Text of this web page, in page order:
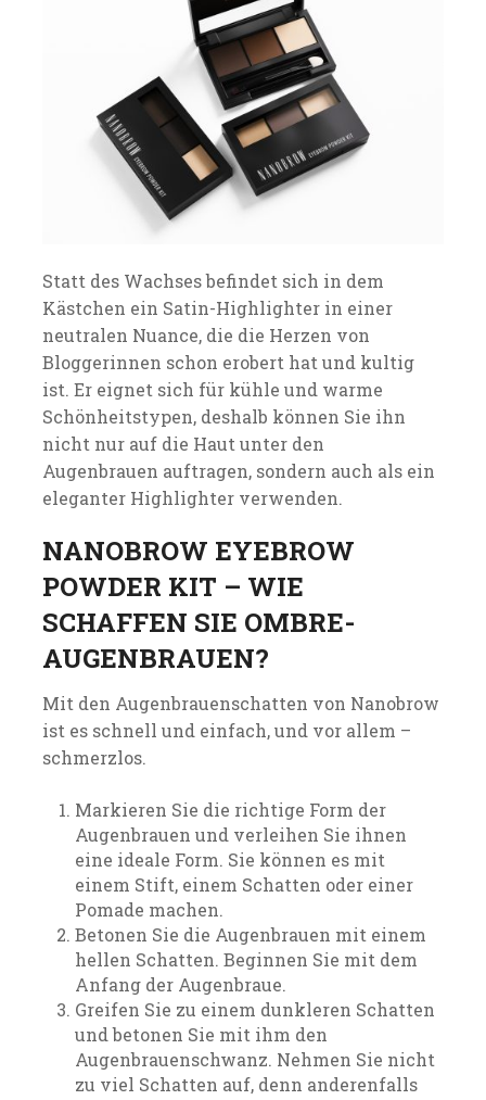
Statt des Wachses befindet sich in dem
Kästchen ein Satin-Highlighter in einer
neutralen Nuance, die die Herzen von
Bloggerinnen schon erobert hat und kultig
ist. Er eignet sich für kühle und warme
Schönheitstypen, deshalb können Sie ihn
nicht nur auf die Haut unter den
Augenbrauen auftragen, sondern auch als ein
eleganter Highlighter verwenden.
NANOBROW EYEBROW
POWDER KIT – WIE
SCHAFFEN SIE OMBRE-
AUGENBRAUEN?
Mit den Augenbrauenschatten von Nanobrow
ist es schnell und einfach, und vor allem –
schmerzlos.
Markieren Sie die richtige Form der
Augenbrauen und verleihen Sie ihnen
eine ideale Form. Sie können es mit
einem Stift, einem Schatten oder einer
Pomade machen.
Betonen Sie die Augenbrauen mit einem
hellen Schatten. Beginnen Sie mit dem
Anfang der Augenbraue.
Greifen Sie zu einem dunkleren Schatten
und betonen Sie mit ihm den
Augenbrauenschwanz. Nehmen Sie nicht
zu viel Schatten auf, denn anderenfalls